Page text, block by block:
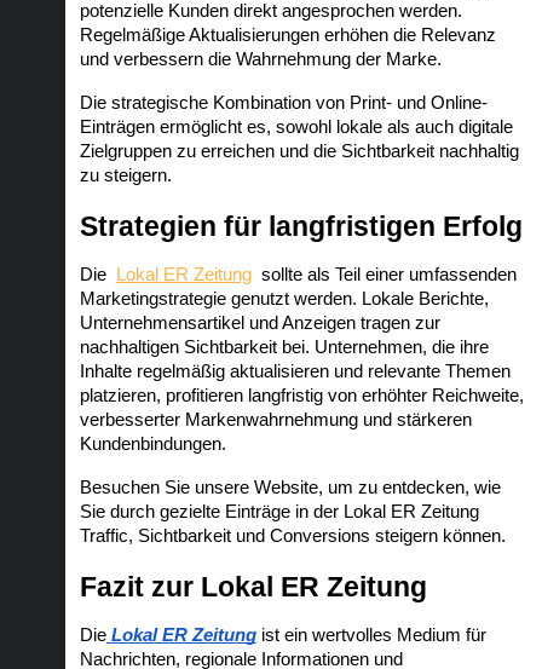
potenzielle Kunden direkt angesprochen werden.
Regelmäßige Aktualisierungen erhöhen die Relevanz
und verbessern die Wahrnehmung der Marke.
Die strategische Kombination von Print- und Online-
Einträgen ermöglicht es, sowohl lokale als auch digitale
Zielgruppen zu erreichen und die Sichtbarkeit nachhaltig
zu steigern.
Strategien für langfristigen Erfolg
Die Lokal ER Zeitung
  sollte als Teil einer umfassenden
Marketingstrategie genutzt werden. Lokale Berichte,
Unternehmensartikel und Anzeigen tragen zur
nachhaltigen Sichtbarkeit bei. Unternehmen, die ihre
Inhalte regelmäßig aktualisieren und relevante Themen
platzieren, profitieren langfristig von erhöhter Reichweite,
verbesserter Markenwahrnehmung und stärkeren
Kundenbindungen.
Besuchen Sie unsere Website, um zu entdecken, wie
Sie durch gezielte Einträge in der Lokal ER Zeitung
Traffic, Sichtbarkeit und Conversions steigern können.
Fazit zur Lokal ER Zeitung
Die Lokal ER Zeitung ist ein wertvolles Medium für
Nachrichten, regionale Informationen und